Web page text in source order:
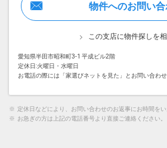
物件へのお問い
この支店に物件探しを
愛知県半田市昭和町3-1 平成ビル2階
定休日:火曜日・水曜日
お電話の際には「家選びネットを見た」とお問い合わせ
※ 定休日などにより、お問い合わせのお返事にお時間をい
※ お急ぎの方は上記の電話番号より直接ご連絡ください。